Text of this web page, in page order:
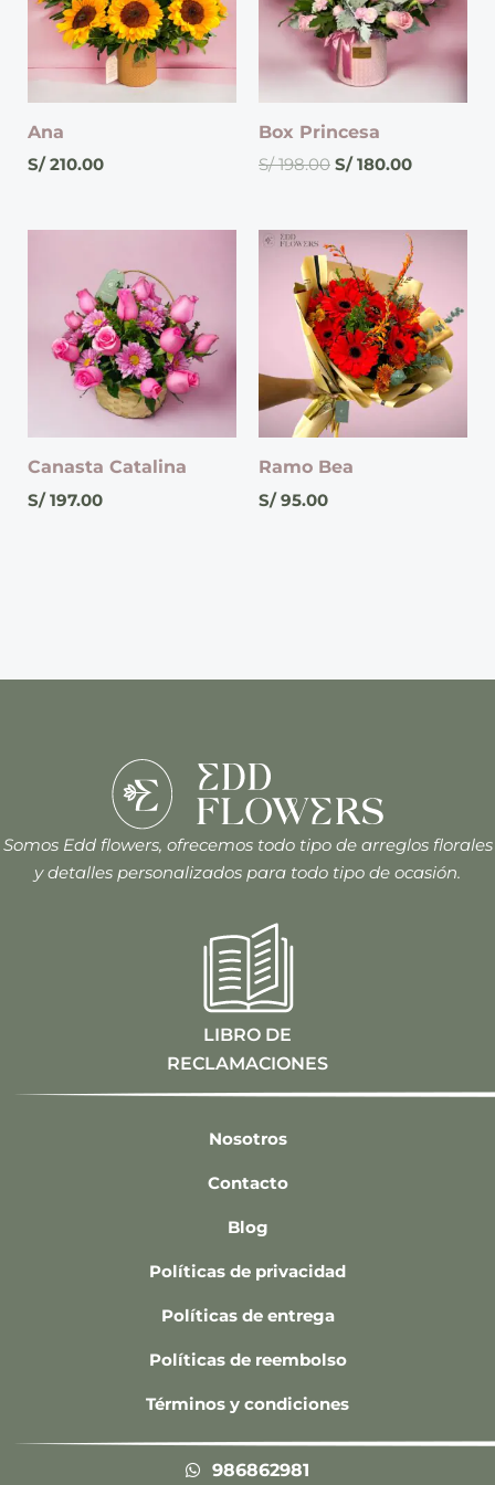
Ana
S/210.00
Box Princesa
S/198.00 S/180.00
Canasta Catalina
S/197.00
Ramo Bea
S/95.00
Somos Edd flowers, ofrecemos todo tipo de arreglos florales
y detalles personalizados para todo tipo de ocasión.
LIBRO DE
RECLAMACIONES
Nosotros
Contacto
Blog
Políticas de privacidad
Políticas de entrega
Políticas de reembolso
Términos y condiciones
986862981